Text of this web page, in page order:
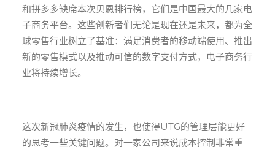
和拼多多缺席本次贝恩排行榜，它们是中国最大的几家电
子商务平台。这些创新者们无论是现在还是未来，都为全
球零售行业树立了基准：满足消费者的移动端使用、推出
新的零售模式以及推动可信的数字支付方式，电子商务行
业将持续增长。
这次新冠肺炎疫情的发生，也使得UTG的管理层能更好
的思考一些关键问题。对一家公司来说成本控制非常重